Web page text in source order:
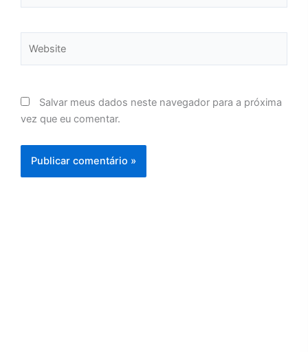
Salvar meus dados neste navegador para a próxima
vez que eu comentar.